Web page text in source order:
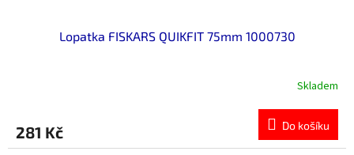
Lopatka FISKARS QUIKFIT 75mm 1000730
Skladem
281 Kč Do košíku